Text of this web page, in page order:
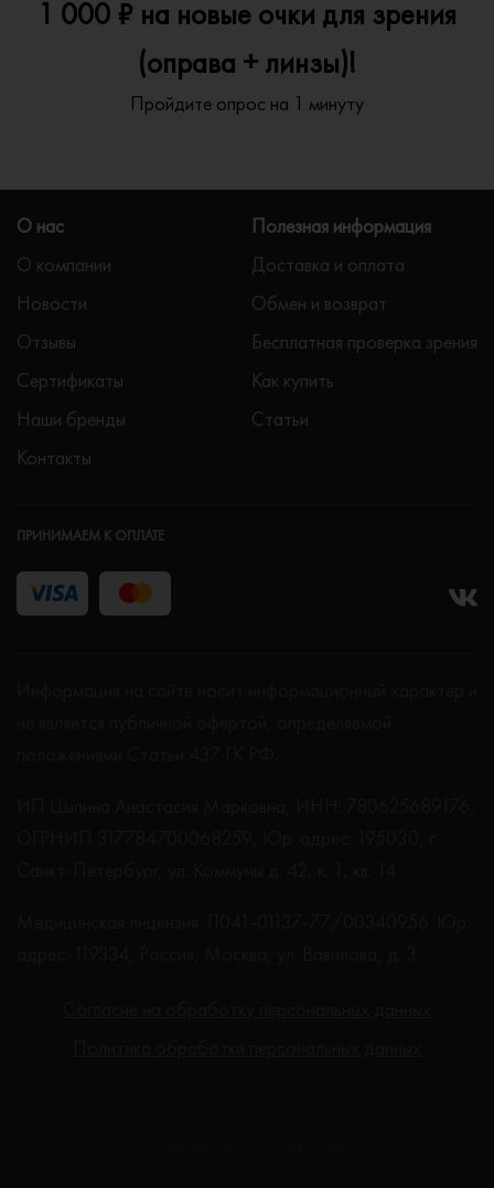
1 000 ₽ на новые очки для зрения
(оправа + линзы)!
Пройдите опрос на 1 минуту
О нас
О компании
Новости
Отзывы
Сертификаты
Наши бренды
Контакты
Полезная информация
Доставка и оплата
Обмен и возврат
Бесплатная проверка зрения
Как купить
Статьи
ПРИНИМАЕМ К ОПЛАТЕ